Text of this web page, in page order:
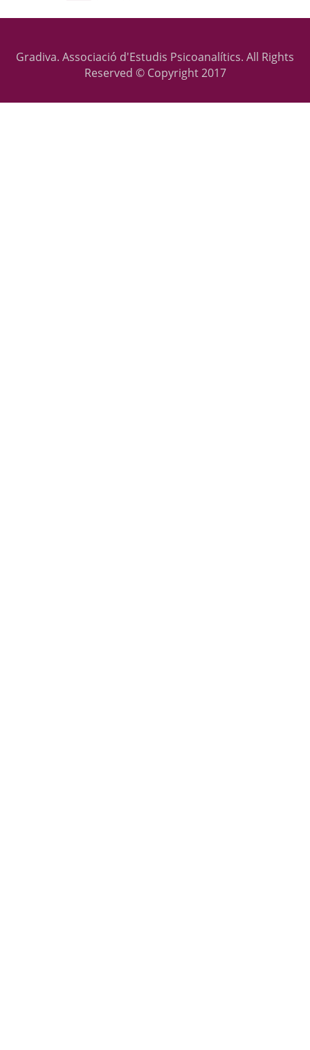
Gradiva. Associació d'Estudis Psicoanalítics. All Rights
Reserved © Copyright 2017